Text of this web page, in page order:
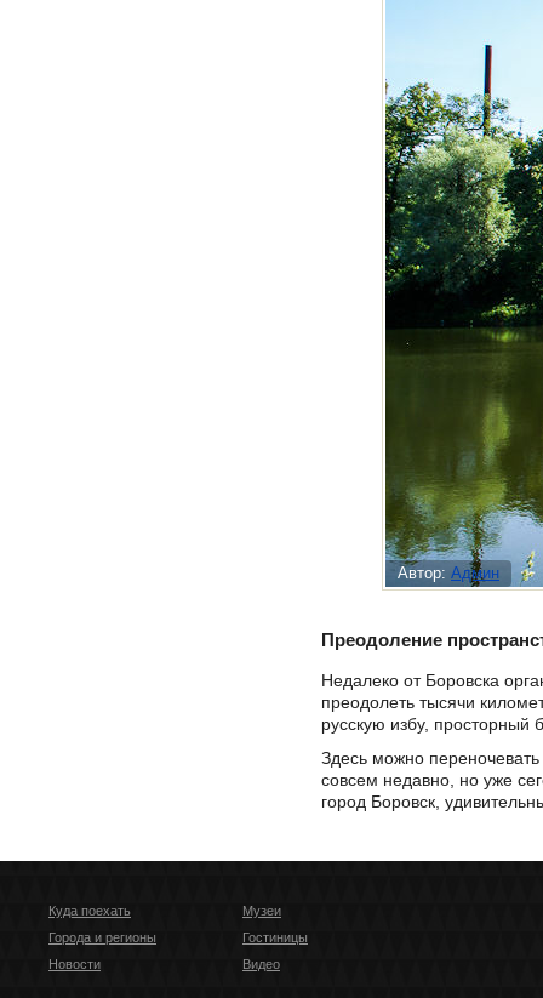
Автор: Админ
Преодоление
Недалеко от Боровска
преодолеть тысячи
русскую избу, просторный
Здесь можно
совсем недавно, но уже
город Боровск,
Куда поехать
Города и регионы
Новости
Музеи
Гостиницы
Видео